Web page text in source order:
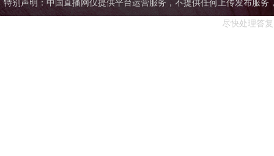
特别声明：中国直播网仅提供平台运营服务，不提供任何上传发布服务
尽快处理答